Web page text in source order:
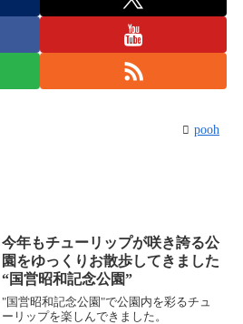
pooh
今年もチューリップが咲き誇る公
園をゆっくりお散歩してきました
“国営昭和記念公園”
"国営昭和記念公園"で公園内を彩るチュ
ーリップを楽しんできました。